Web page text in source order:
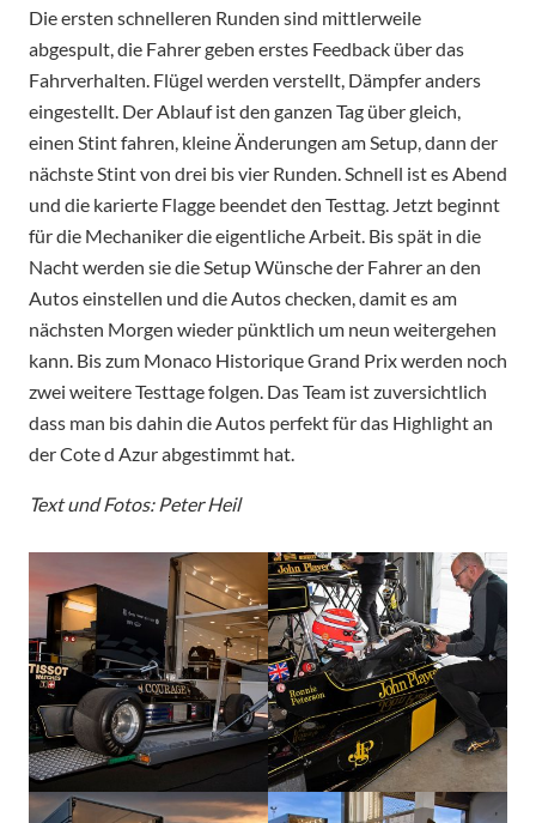
Die ersten schnelleren Runden sind mittlerweile
abgespult, die Fahrer geben erstes Feedback über das
Fahrverhalten. Flügel werden verstellt, Dämpfer anders
eingestellt. Der Ablauf ist den ganzen Tag über gleich,
einen Stint fahren, kleine Änderungen am Setup, dann der
nächste Stint von drei bis vier Runden. Schnell ist es Abend
und die karierte Flagge beendet den Testtag. Jetzt beginnt
für die Mechaniker die eigentliche Arbeit. Bis spät in die
Nacht werden sie die Setup Wünsche der Fahrer an den
Autos einstellen und die Autos checken, damit es am
nächsten Morgen wieder pünktlich um neun weitergehen
kann. Bis zum Monaco Historique Grand Prix werden noch
zwei weitere Testtage folgen. Das Team ist zuversichtlich
dass man bis dahin die Autos perfekt für das Highlight an
der Cote d Azur abgestimmt hat.
Text und Fotos: Peter Heil